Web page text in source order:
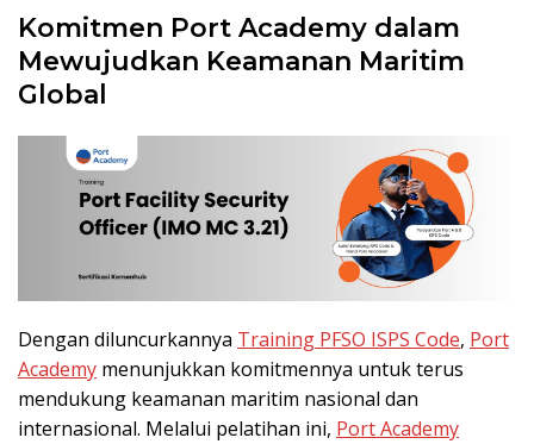
Komitmen Port Academy dalam
Mewujudkan Keamanan Maritim
Global
Dengan diluncurkannya Training PFSO ISPS Code, Port
Academy menunjukkan komitmennya untuk terus
mendukung keamanan maritim nasional dan
internasional. Melalui pelatihan ini, Port Academy